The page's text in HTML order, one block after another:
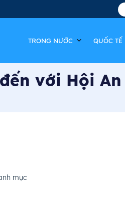
TRONG NƯỚC QUỐC TẾ
với Hội
mục